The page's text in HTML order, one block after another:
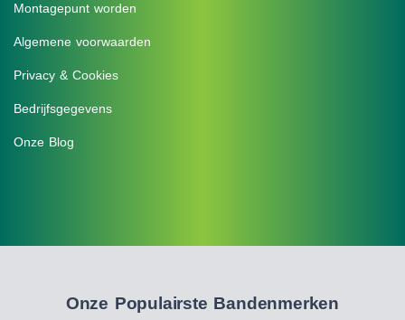
Montagepunt worden
Algemene voorwaarden
Privacy & Cookies
Bedrijfsgegevens
Onze Blog
Onze Populairste Bandenmerken